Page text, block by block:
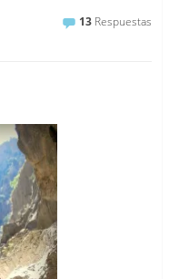
13 Respuestas